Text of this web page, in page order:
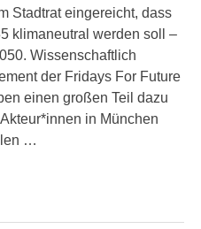
Stadtrat eingereicht, dass
klimaneutral werden soll –
Wissenschaftlich
der Fridays For Future
einen großen Teil dazu
in München
…